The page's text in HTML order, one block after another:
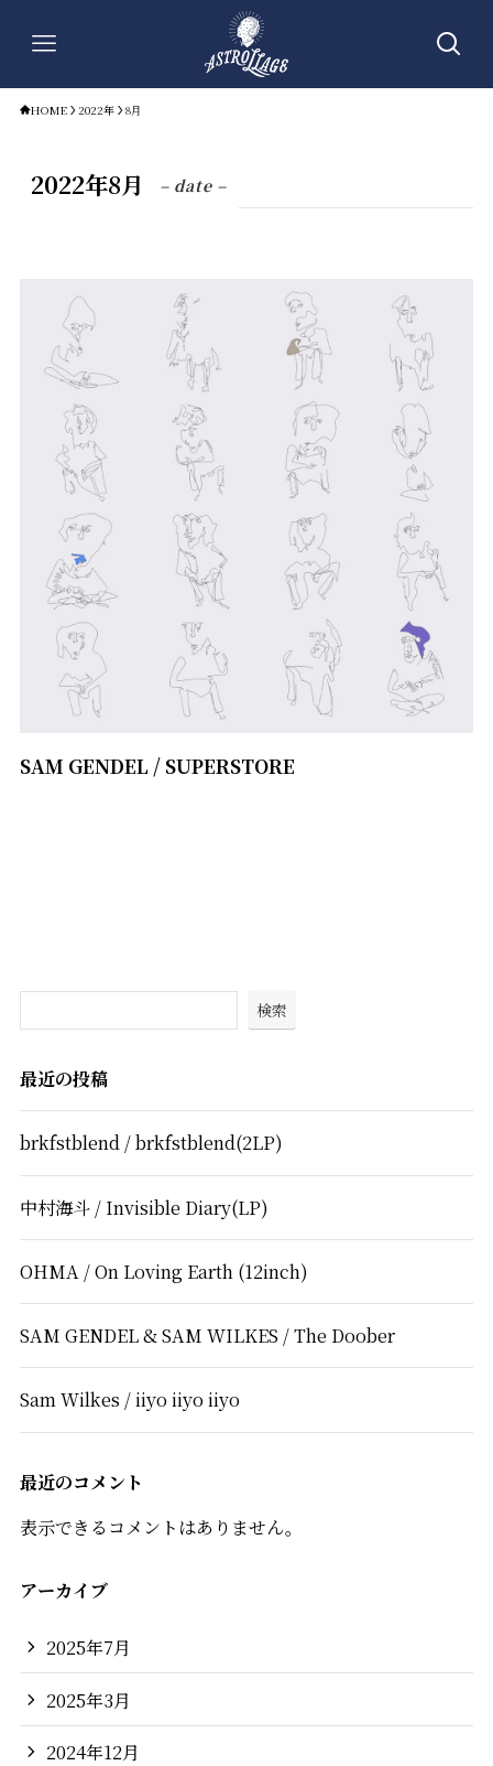
HOME 2022年 8月
2022年8月 – date –
SAM GENDEL / SUPERSTORE
検索
最近の投稿
brkfstblend / brkfstblend(2LP)
中村海斗 / Invisible Diary(LP)
OHMA / On Loving Earth (12inch)
SAM GENDEL & SAM WILKES / The Doober
Sam Wilkes / iiyo iiyo iiyo
最近のコメント
表示できるコメントはありません。
アーカイブ
2025年7月
2025年3月
2024年12月